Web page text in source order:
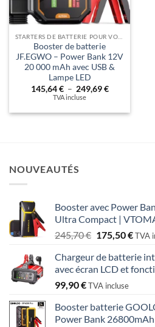
Booster de batterie
JF.EGWO – Power Bank 12V
20 000 mAh avec USB &
Lampe LED
145,64€ – 249,69€Plage
145,64 €
TVA incluse
NOUVEAUTÉS
Booster avec Power
Ultra Compact |
245,70€ Le
initial
était :
245,70 €.
175,50€Le
est :
TVA
Chargeur de batterie
avec écran LCD et
99,90€TVA incluse
Booster batterie
Power Bank